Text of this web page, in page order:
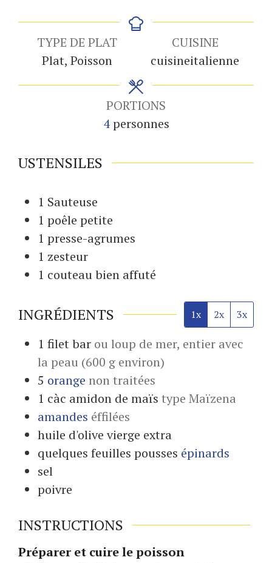
TYPE DE PLAT
Plat, Poisson
CUISINE
cuisineitalienne
PORTIONS
4 personnes
USTENSILES
1 Sauteuse
1 poêle petite
1 presse-agrumes
1 zesteur
1 couteaubien affuté
INGRÉDIENTS 1x 2x 3x
1 filetbar ou loup de mer, entier avec
la peau (600 g environ)
5 orange non traitées
1 càc amidon de maïs type Maïzena
amandes éffilées
huile d'olive vierge extra
quelques feuilles pousses épinards
sel
poivre
INSTRUCTIONS
Préparer et cuire le poisson